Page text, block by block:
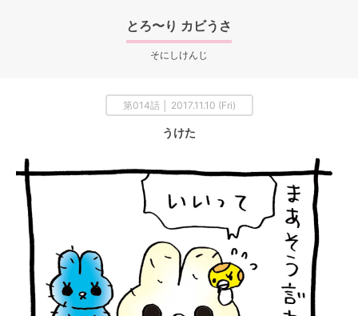
とろ〜り カビうさ
そにしけんじ
第014話 │ 2017.11.10 (Fri)
うけた